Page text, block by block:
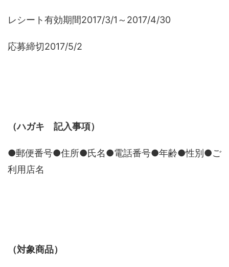
レシート有効期間2017/3/1～2017/4/30
応募締切2017/5/2
（ハガキ 記入事項）
●郵便番号●住所●氏名●電話番号●年齢●性別●ご
利用店名
（対象商品）